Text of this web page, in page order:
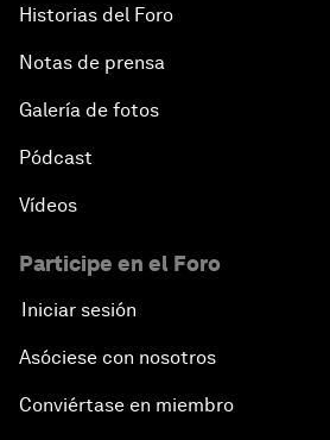
Historias del Foro
Notas de prensa
Galería de fotos
Pódcast
Vídeos
Participe en el Foro
Iniciar sesión
Asóciese con nosotros
Conviértase en miembro